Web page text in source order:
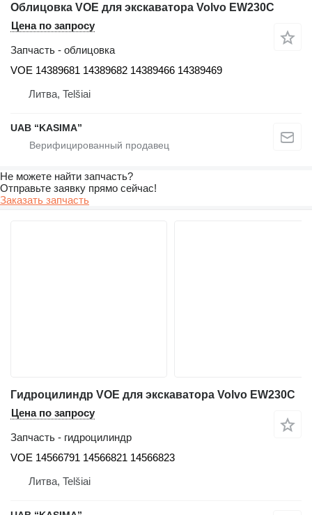
Облицовка VOE для экскаватора Volvo EW230C
Цена по запросу
Запчасть - облицовка
VOE 14389681 14389682 14389466 14389469
Литва, Telšiai
UAB “KASIMA”
Не можете найти запчасть?
Отправьте заявку прямо сейчас!
Заказать запчасть
Гидроцилиндр VOE для экскаватора Volvo EW230C
Цена по запросу
Запчасть - гидроцилиндр
VOE 14566791 14566821 14566823
Литва, Telšiai